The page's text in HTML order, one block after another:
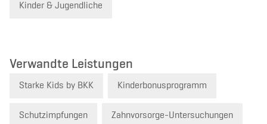
Kinder & Jugendliche
Verwandte Leistungen
Starke Kids by BKK Kinderbonusprogramm
Schutzimpfungen Zahnvorsorge-Untersuchungen